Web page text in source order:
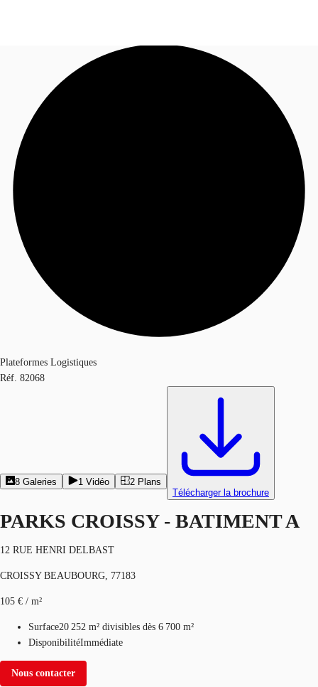
Blog
Données marchés
Appelez maintenant
Plateformes Logistiques
Réf. 82068
8 Galeries 1 Vidéo 2 Plans
Télécharger la brochure
PARKS CROISSY - BATIMENT A
12 RUE HENRI DELBAST
CROISSY BEAUBOURG, 77183
105 € / m²
Surface20 252 m² divisibles dès 6 700 m²
DisponibilitéImmédiate
Nous contacter